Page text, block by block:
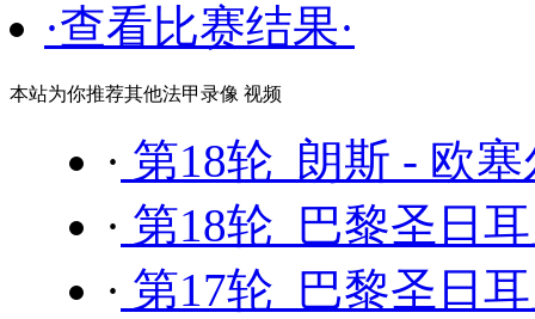
·查看比赛结果·
本站为你推荐其他法甲录像 视频
· 第18轮 朗斯 - 欧
· 第18轮 巴黎圣日
· 第17轮 巴黎圣日